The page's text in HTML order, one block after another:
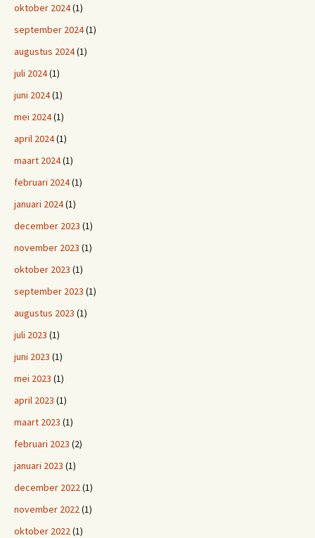
oktober 2024(1)
september 2024(1)
augustus 2024(1)
juli 2024(1)
juni 2024(1)
mei 2024(1)
april 2024(1)
maart 2024(1)
februari 2024(1)
januari 2024(1)
december 2023 (1)
november 2023 (1)
oktober 2023 (1)
september 2023 (1)
augustus 2023 (1)
juli 2023 (1)
juni 2023 (1)
mei 2023 (1)
april 2023 (1)
maart 2023 (1)
februari 2023 (2)
januari 2023 (1)
december 2022(1)
november 2022(1)
oktober 2022(1)